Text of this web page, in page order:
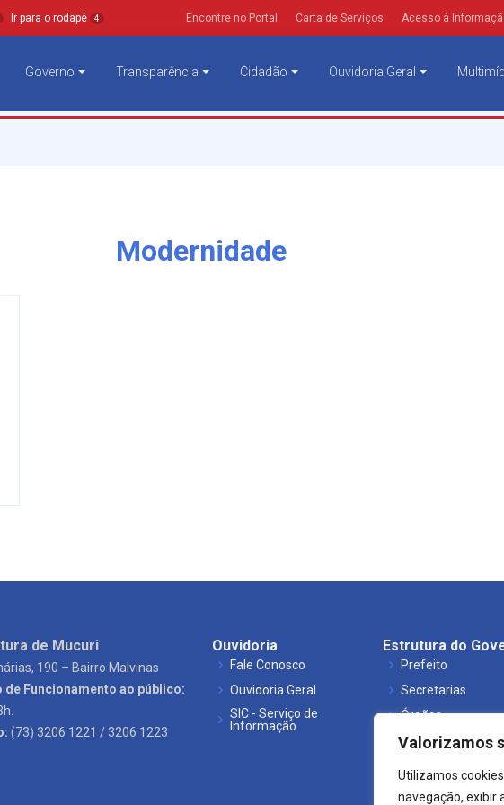
Valorizamos
Utilizamos
navegação, exibir
Ir para o rodapé 4 Encontre no Portal Carta de Serviços Acesso à
Governo Transparência Cidadão Ouvidoria Geral
Modernidade
de Mucuri
190 – Bairro Malvinas
de Funcionamento ao público:
(73) 3206 1221 / 3206 1223
Ouvidoria
Fale Conosco
Ouvidoria Geral
SIC - Serviço de
Informação
Estrutura do
Prefeito
Secretarias
Órgãos